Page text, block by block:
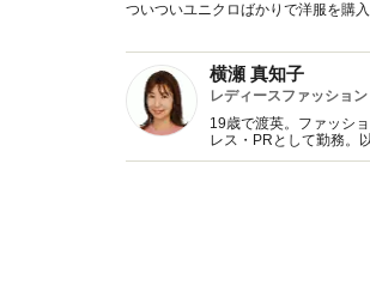
ついついユニクロばかりで洋服を購
横瀬 真知子
レディースファッショ
19歳で渡英。ファッシ
レス・PRとして勤務。
得た知識をもとに、フ